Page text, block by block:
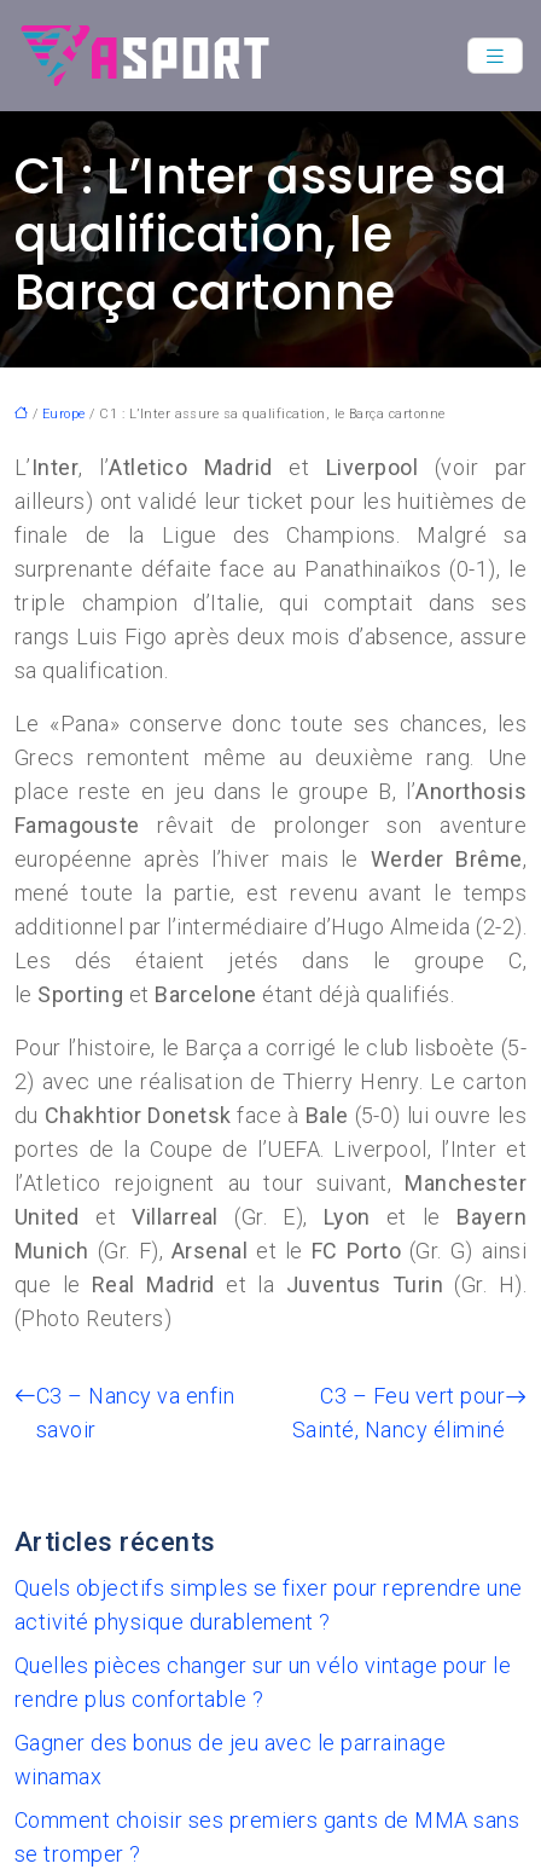
C1 : L’Inter assure sa
qualification, le
Barça cartonne
/ Europe / C1 : L’Inter assure sa qualification, le Barça cartonne
L’Inter, l’Atletico Madrid et Liverpool (voir par
ailleurs) ont validé leur ticket pour les huitièmes de
finale de la Ligue des Champions. Malgré sa
surprenante défaite face au Panathinaïkos (0-1), le
triple champion d’Italie, qui comptait dans ses
rangs Luis Figo après deux mois d’absence, assure
sa qualification.
Le «Pana» conserve donc toute ses chances, les
Grecs remontent même au deuxième rang. Une
place reste en jeu dans le groupe B, l’Anorthosis
Famagouste rêvait de prolonger son aventure
européenne après l’hiver mais le Werder Brême,
mené toute la partie, est revenu avant le temps
additionnel par l’intermédiaire d’Hugo Almeida (2-2).
Les dés étaient jetés dans le groupe C,
le Sporting et Barcelone étant déjà qualifiés.
Pour l’histoire, le Barça a corrigé le club lisboète (5-
2) avec une réalisation de Thierry Henry. Le carton
du Chakhtior Donetsk face à Bale (5-0) lui ouvre les
portes de la Coupe de l’UEFA. Liverpool, l’Inter et
l’Atletico rejoignent au tour suivant, Manchester
United
etVillarreal (Gr. E), Lyon et le Bayern
Munich (Gr. F), Arsenal et le FC Porto (Gr. G) ainsi
que le Real Madrid et la Juventus Turin (Gr. H).
(Photo Reuters)
C3 – Nancy va enfin
savoir
C3 – Feu vert pour
Sainté, Nancy éliminé
Articles récents
Quels objectifs simples se fixer pour reprendre une
activité physique durablement ?
Quelles pièces changer sur un vélo vintage pour le
rendre plus confortable ?
Gagner des bonus de jeu avec le parrainage
winamax
Comment choisir ses premiers gants de MMA sans
se tromper ?